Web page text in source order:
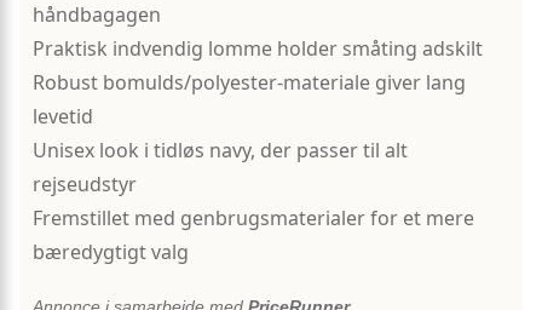
håndbagagen
Praktisk indvendig lomme holder småting adskilt
Robust bomulds/polyester-materiale giver lang
levetid
Unisex look i tidløs navy, der passer til alt
rejseudstyr
Fremstillet med genbrugsmaterialer for et mere
bæredygtigt valg